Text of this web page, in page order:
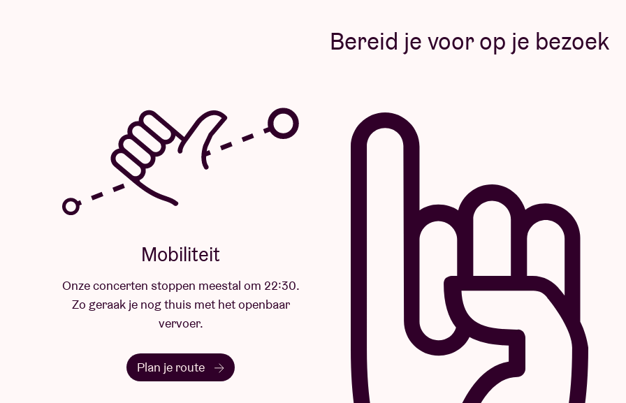
Bereid je voor op je bezoek
Mobiliteit
Onze concerten stoppen meestal om 22:30.
Zo geraak je nog thuis met het openbaar
vervoer.
Plan je route